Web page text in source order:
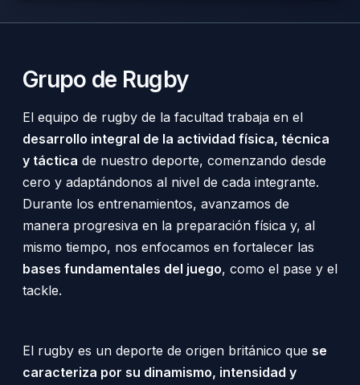
Grupo de Rugby
El equipo de rugby de la facultad trabaja en el
desarrollo integral de la actividad física, técnica
y táctica de nuestro deporte, comenzando desde
cero y adaptándonos al nivel de cada integrante.
Durante los entrenamientos, avanzamos de
manera progresiva en la preparación física y, al
mismo tiempo, nos enfocamos en fortalecer las
bases fundamentales del juego, como el pase y el
tackle.
El rugby es un deporte de origen británico que se
caracteriza por su dinamismo, intensidad y